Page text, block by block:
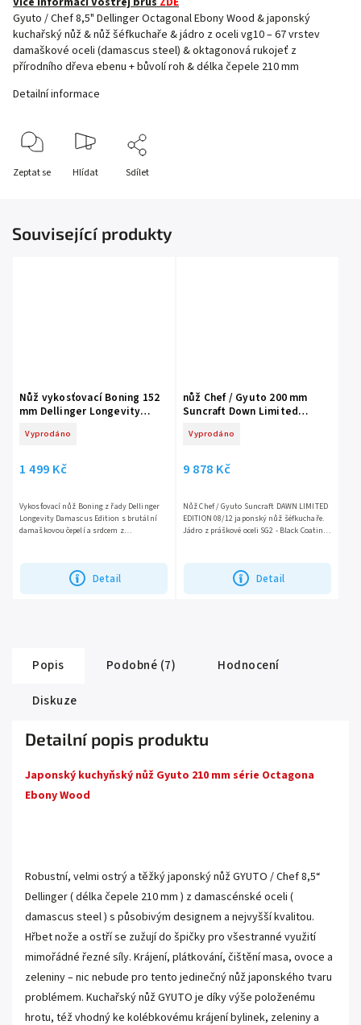
Gyuto / Chef 8,5" Dellinger Octagonal Ebony Wood & japonský
kuchařský nůž & nůž šéfkuchaře & jádro z oceli vg10 – 67 vrstev
damaškové oceli (damascus steel) & oktagonová rukojeť z
přírodního dřeva ebenu + bůvolí roh & délka čepele 210 mm
Detailní informace
Zeptat se Hlídat Sdílet
Související produkty
Nůž vykosťovací Boning 152
mm Dellinger Longevity
Vyprodáno
1 499 Kč
Detail
Vykosťovací nůž Boning z řady Dellinger
Longevity Damascus Edition s brutální
damaškovou čepelí a srdcem z
nůž Chef / Gyuto 200 mm
Suncraft Down Limited
Vyprodáno
9 878 Kč
Detail
Nůž Chef / Gyuto Suncraft DAWN LIMITED
EDITION 08/12 japonský nůž šéfkuchaře.
Jádro z práškové oceli SG2 - Black Coating.
Popis Podobné (7)
Hodnocení
Diskuze
Detailní popis produktu
Japonský kuchyňský nůž Gyuto 210 mm série Octagona
Ebony Wood
Robustní, velmi ostrý a těžký japonský nůž GYUTO / Chef 8,5“
Dellinger ( délka čepele 210 mm ) z damascénské oceli (
damascus steel ) s působivým designem a nejvyšší kvalitou.
Hřbet nože a ostří se zužují do špičky pro všestranné využití
mimořádné řezné síly. Krájení, plátkování, čištění masa, ovoce a
zeleniny – nic nebude pro tento jedinečný nůž japonského tvaru
problémem. Kuchařský nůž GYUTO je díky výše položenému
hrotu, též vhodný ke kolébkovému krájení bylinek, zeleniny a